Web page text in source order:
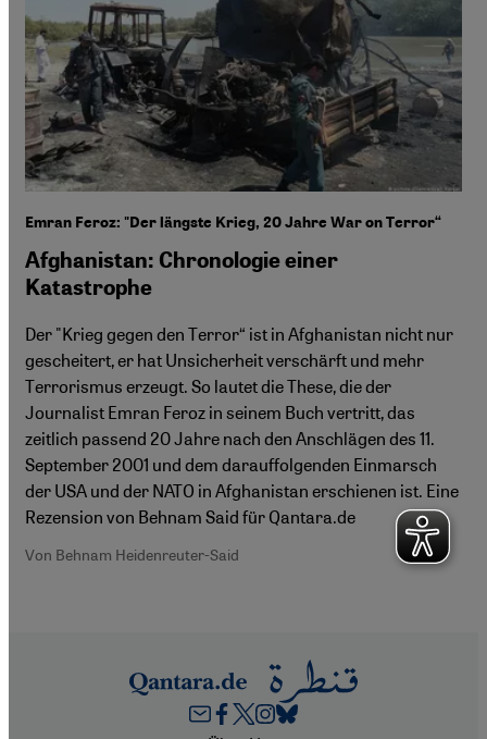
Emran Feroz: "Der längste Krieg, 20 Jahre War on Terror“
Afghanistan: Chronologie einer
Katastrophe
Der "Krieg gegen den Terror“ ist in Afghanistan nicht nur
gescheitert, er hat Unsicherheit verschärft und mehr
Terrorismus erzeugt. So lautet die These, die der
Journalist Emran Feroz in seinem Buch vertritt, das
zeitlich passend 20 Jahre nach den Anschlägen des 11.
September 2001 und dem darauffolgenden Einmarsch
der USA und der NATO in Afghanistan erschienen ist. Eine
Rezension von Behnam Said für Qantara.de
Von Behnam Heidenreuter-Said